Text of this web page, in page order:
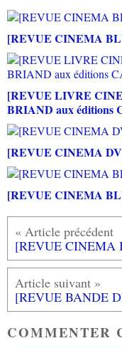
[REVUE CINEMA
[REVUE LIVRE
BRIAND aux éditions
[REVUE CINEMA
[REVUE CINEMA
[REVUE CINEMA
COMMENTER